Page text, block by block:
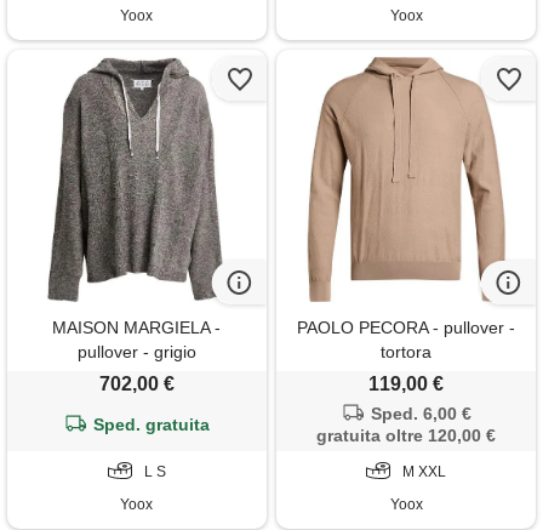
Yoox Yoox
MAISON MARGIELA -
pullover - grigio
702,00 €
Sped. gratuita
L S
Yoox
PAOLO PECORA - pullover -
tortora
119,00 €
Sped. 6,00 €
gratuita oltre 120,00 €
M XXL
Yoox